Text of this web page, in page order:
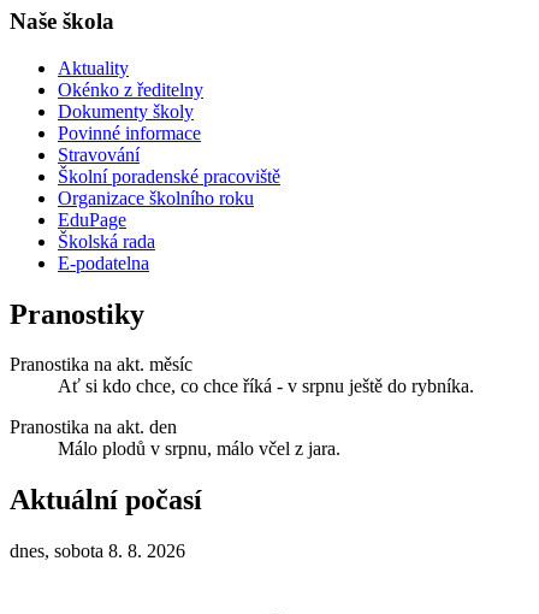
Naše škola
Aktuality
Okénko z ředitelny
Dokumenty školy
Povinné informace
Stravování
Školní poradenské pracoviště
Organizace školního roku
EduPage
Školská rada
E-podatelna
Pranostiky
Pranostika na akt. měsíc
Ať si kdo chce, co chce říká - v srpnu ještě do rybníka.
Pranostika na akt. den
Málo plodů v srpnu, málo včel z jara.
Aktuální počasí
dnes, sobota 8. 8. 2026